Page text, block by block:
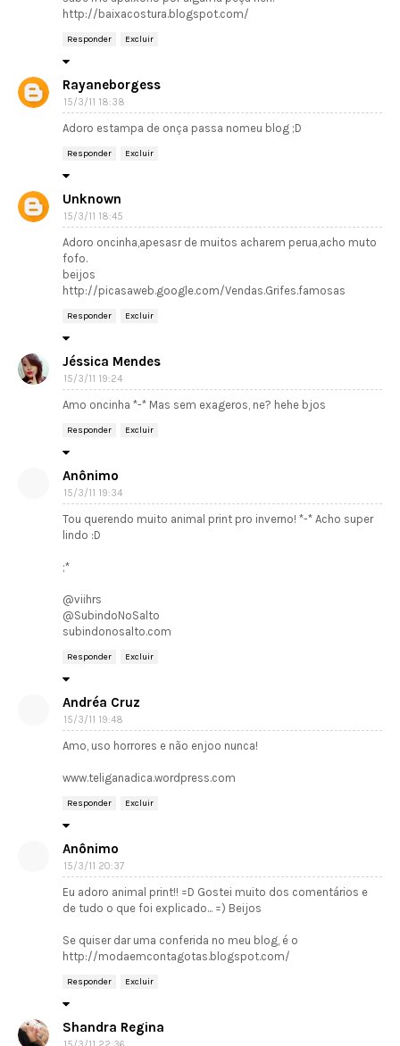
http://baixacostura.blogspot.com/
Responder Excluir
Rayaneborgess
15/3/11 18:38
Adoro estampa de onça passa nomeu blog ;D
Responder Excluir
Unknown
15/3/11 18:45
Adoro oncinha,apesasr de muitos acharem perua,acho muto
fofo.
beijos
http://picasaweb.google.com/Vendas.Grifes.famosas
Responder Excluir
Jéssica Mendes
15/3/11 19:24
Amo oncinha *-* Mas sem exageros, ne? hehe bjos
Responder Excluir
Anônimo
15/3/11 19:34
Tou querendo muito animal print pro inverno! *-* Acho super
lindo :D
;*
@viihrs
@SubindoNoSalto
subindonosalto.com
Responder Excluir
Andréa Cruz
15/3/11 19:48
Amo, uso horrores e não enjoo nunca!
www.teliganadica.wordpress.com
Responder Excluir
Anônimo
15/3/11 20:37
Eu adoro animal print!! =D Gostei muito dos comentários e
de tudo o que foi explicado... =) Beijos
Se quiser dar uma conferida no meu blog, é o
http://modaemcontagotas.blogspot.com/
Responder Excluir
Shandra Regina